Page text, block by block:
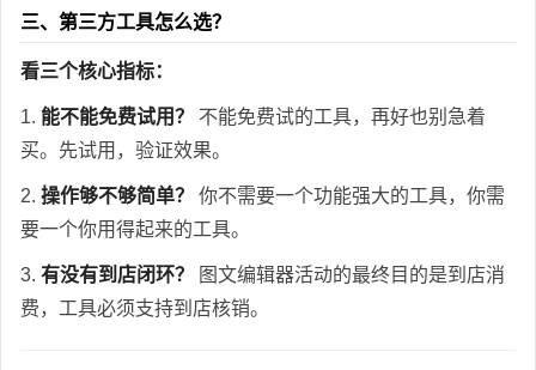
三、第三方工具怎么选？
看三个核心指标：
1. 能不能免费试用？
不能免费试的工具，再好也别急着
买。先试用，验证效果。
2. 操作够不够简单？
你不需要一个功能强大的工具，你需
要一个你用得起来的工具。
3. 有没有到店闭环？
图文编辑器活动的最终目的是到店消
费，工具必须支持到店核销。